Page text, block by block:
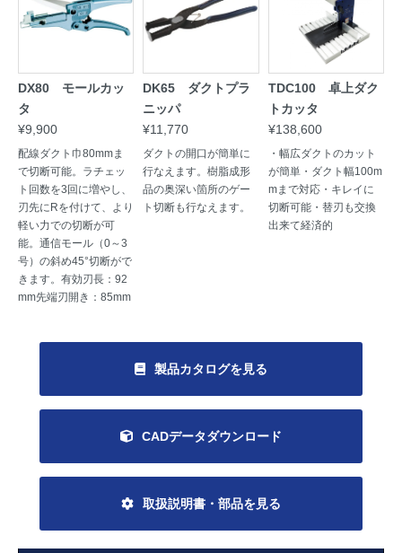
DX80 モールカッ
タ
¥9,900
配線ダクト巾80mmま
で切断可能。ラチェッ
ト回数を3回に増やし、
刃先にRを付けて、より
軽い力での切断が可
能。通信モール（0～3
号）の斜め45°切断がで
きます。有効刃長：92
mm先端刃開き：85mm
DK65 ダクトプラ
ニッパ
¥11,770
ダクトの開口が簡単に
行なえます。樹脂成形
品の奥深い箇所のゲー
ト切断も行なえます。
TDC100 卓上ダク
トカッタ
¥138,600
・幅広ダクトのカット
が簡単・ダクト幅100m
mまで対応・キレイに
切断可能・替刃も交換
出来て経済的
製品カタログを見る
CADデータダウンロード
取扱説明書・部品を見る